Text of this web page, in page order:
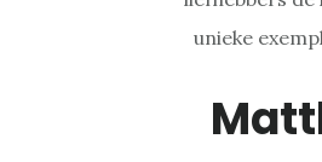
unieke